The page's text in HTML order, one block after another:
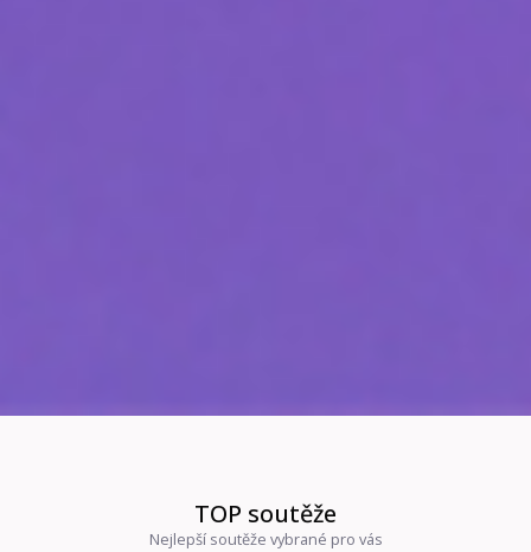
TOP soutěže
Nejlepší soutěže vybrané pro vás